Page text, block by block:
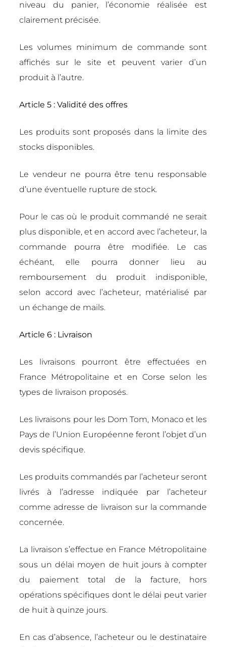
niveau du panier, l’économie réalisée est
clairement précisée.
Les volumes minimum de commande sont
affichés sur le site et peuvent varier d’un
produit à l’autre.
Article 5 : Validité des offres
Les produits sont proposés dans la limite des
stocks disponibles.
Le vendeur ne pourra être tenu responsable
d’une éventuelle rupture de stock.
Pour le cas où le produit commandé ne serait
plus disponible, et en accord avec l’acheteur, la
commande pourra être modifiée. Le cas
échéant, elle pourra donner lieu au
remboursement du produit indisponible,
selon accord avec l’acheteur, matérialisé par
un échange de mails.
Article 6 : Livraison
Les livraisons pourront être effectuées en
France Métropolitaine et en Corse selon les
types de livraison proposés.
Les livraisons pour les Dom Tom, Monaco et les
Pays de l’Union Européenne feront l’objet d’un
devis spécifique.
Les produits commandés par l’acheteur seront
livrés à l’adresse indiquée par l’acheteur
comme adresse de livraison sur la commande
concernée.
La livraison s’effectue en France Métropolitaine
sous un délai moyen de huit jours à compter
du paiement total de la facture, hors
opérations spécifiques dont le délai peut varier
de huit à quinze jours.
En cas d’absence, l’acheteur ou le destinataire